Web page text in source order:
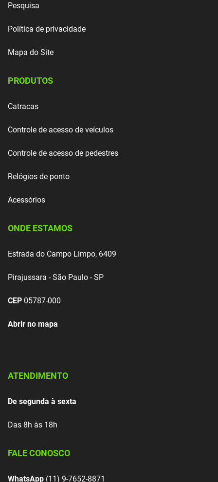
Pesquisa
Política de privacidade
Mapa do Site
PRODUTOS
Catracas
Controle de acesso de veículos
Controle de acesso de pedestres
Relógios de ponto
Acessórios
ONDE ESTAMOS
Estrada do Campo Limpo, 6409
Pirajussara - São Paulo - SP
CEP 05787-000
Abrir no mapa
ATENDIMENTO
De segunda à sexta
Das 8h às 18h
FALE CONOSCO
WhatsApp (11) 9-7652-8871